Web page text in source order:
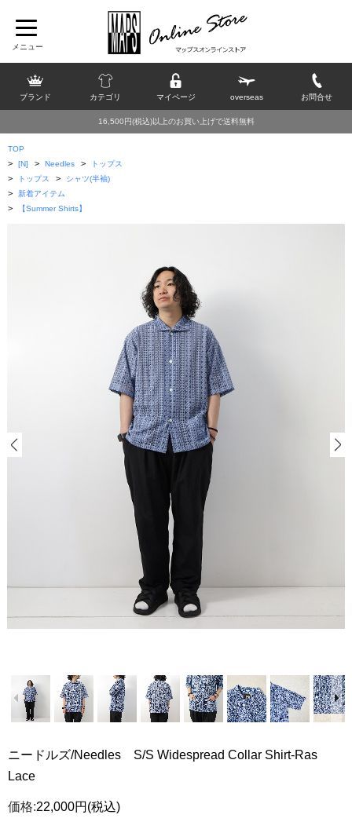
ブランド カテゴリ マイページ overseas お問合せ
16,500円(税込)以上のお買い上げで送料無料
TOP
> [N] > Needles > トップス
> トップス > シャツ(半袖)
> 新着アイテム
> 【Summer Shirts】
ニードルズ/Needles S/S Widespread Collar Shirt-Ras
Lace
価格:22,000円 (税込)